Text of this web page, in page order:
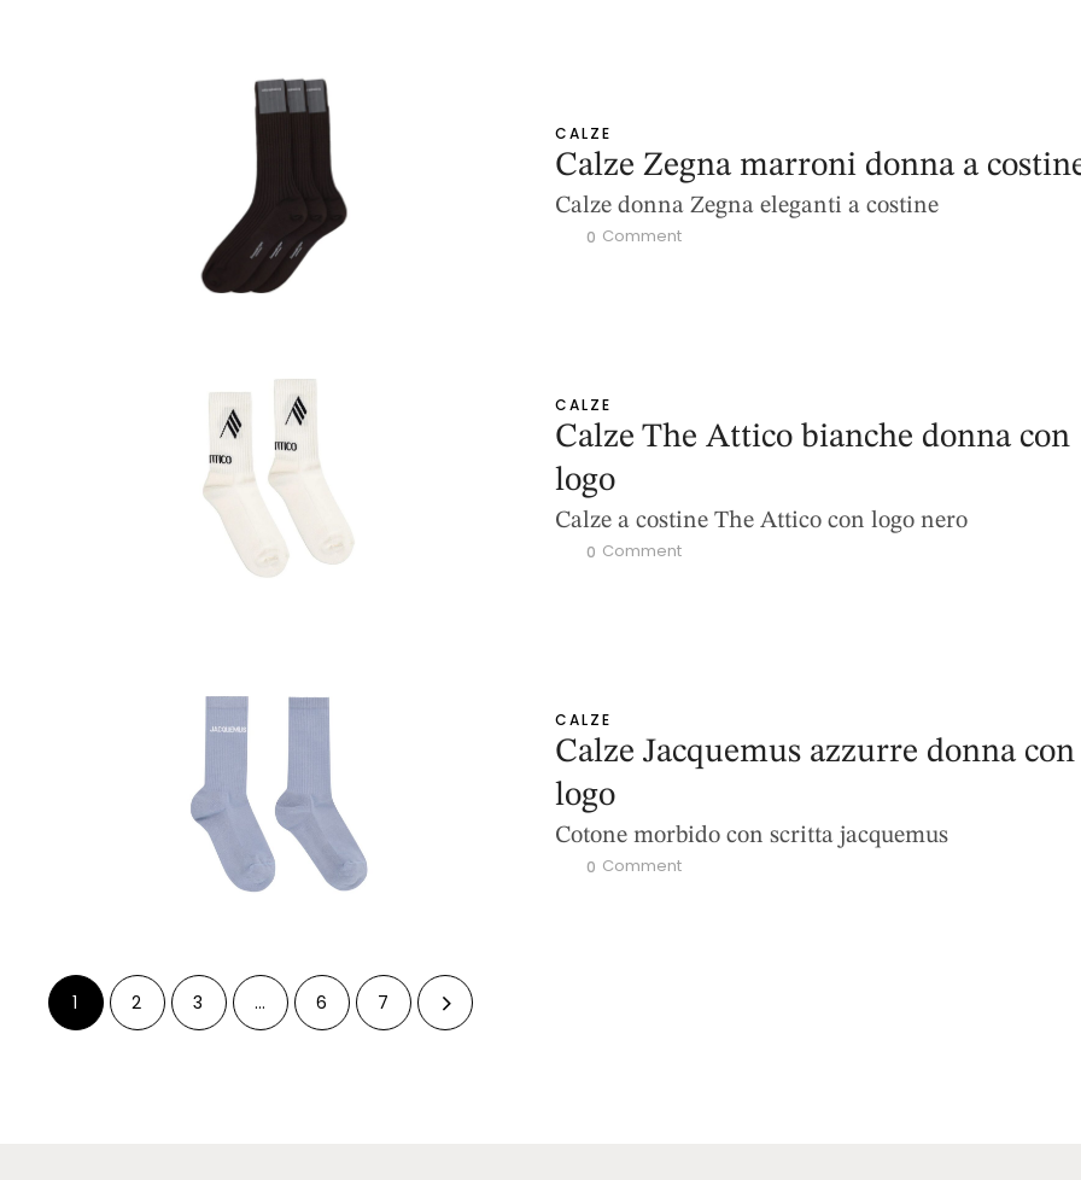
CALZE
Calze Zegna marroni donna a
Calze donna Zegna eleganti a costine
0 Comment
CALZE
Calze The Attico bianche donna con
logo
Calze a costine The Attico con logo nero
0 Comment
CALZE
Calze Jacquemus azzurre donna con
logo
Cotone morbido con scritta jacquemus
0 Comment
1 2 3 … 6 7